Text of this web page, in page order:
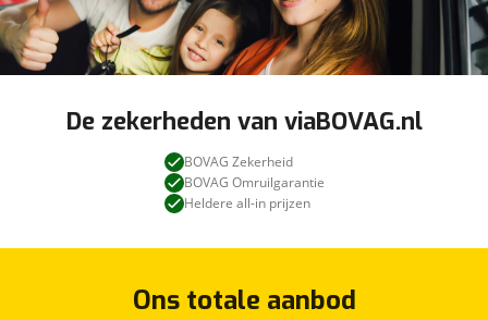
De zekerheden van viaBOVAG.nl
BOVAG Zekerheid
BOVAG Omruilgarantie
Heldere all-in prijzen
Ons totale aanbod